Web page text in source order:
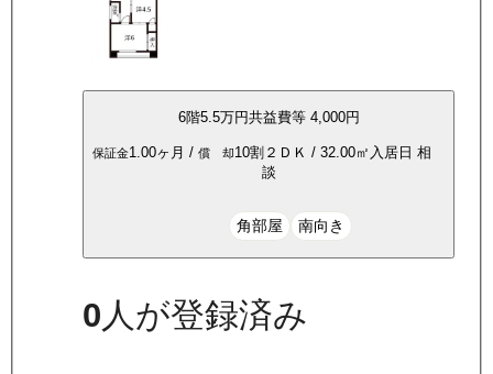
6階5.5万円共益費等 4,000円
保証金1.00ヶ月 / 償 却10割２ＤＫ / 32.00㎡ 入居日 相
談
角部屋 南向き
0人が登録済み